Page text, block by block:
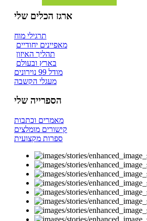
ארגז הכלים שלי
תרגילי מוח
מאפיינים יחודיים
תהליך האיזון
בארץ ובעולם
מודל 99 נוירונים
מעגלי הקשבה
הספרייה שלי
מאמרים וכתבות
קישורים מומלצים
ספרות מקצועית